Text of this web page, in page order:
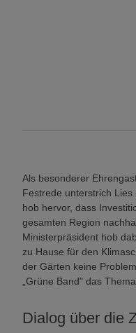
Als besonderer
Festrede unterstrich
hob hervor, dass
gesamten Region
Ministerpräsident hob
zu Hause für den
der Gärten keine
„Grüne Band" das Thema
Dialog über die